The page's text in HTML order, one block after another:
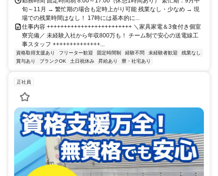
はじめ山梨、群馬・埼玉 など
旬～11月 → 繁忙期の場合も定時上がり可能 残業なし・少なめ → 現
場での残業時間はなし！ 17時には基本的に...
仕事内容 +++++++++++++++++++++++++ ＼家具家電＆3食付き個室
寮完備／ 未経験入社から年収800万も！ チーム制で安心の送電線工
事スタッフ ++++++++++++++...
資格取得支援あり フリーター歓迎 固定時間制 経験不問 未経験者歓迎
残業なし
賞与あり
ブランクOK 土日祝休み 昇給あり 寮・社宅あり
正社員